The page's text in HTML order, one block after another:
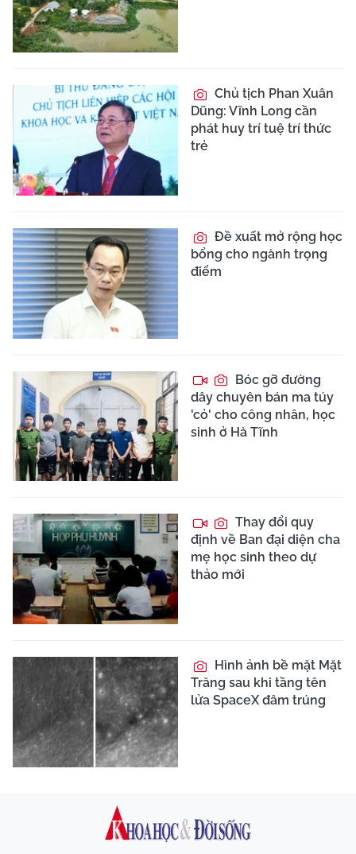
Chủ tịch Phan Xuân
Dũng: Vĩnh Long cần
phát huy trí tuệ trí thức
trẻ
Đề xuất mở rộng học
bổng cho ngành trọng
điểm
Bóc gỡ đường
dây chuyên bán ma túy
'cỏ' cho công nhân, học
sinh ở Hà Tĩnh
Thay đổi quy
định về Ban đại diện cha
mẹ học sinh theo dự
thảo mới
Hình ảnh bề mặt Mặt
Trăng sau khi tầng tên
lửa SpaceX đâm trúng